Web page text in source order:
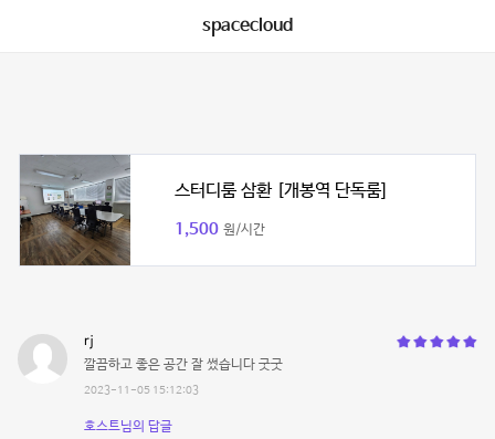
spacecloud
스터디룸 삼환 [개봉역 단독룸]
1,500 원/시간
rj
깔끔하고 좋은 공간 잘 썼습니다 굿굿
2023-11-05 15:12:03
호스트님의 답글